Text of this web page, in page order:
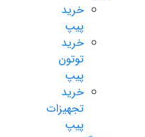
خرید
پیپ
خرید
توتون
پیپ
خرید
تجهیزات
پیپ